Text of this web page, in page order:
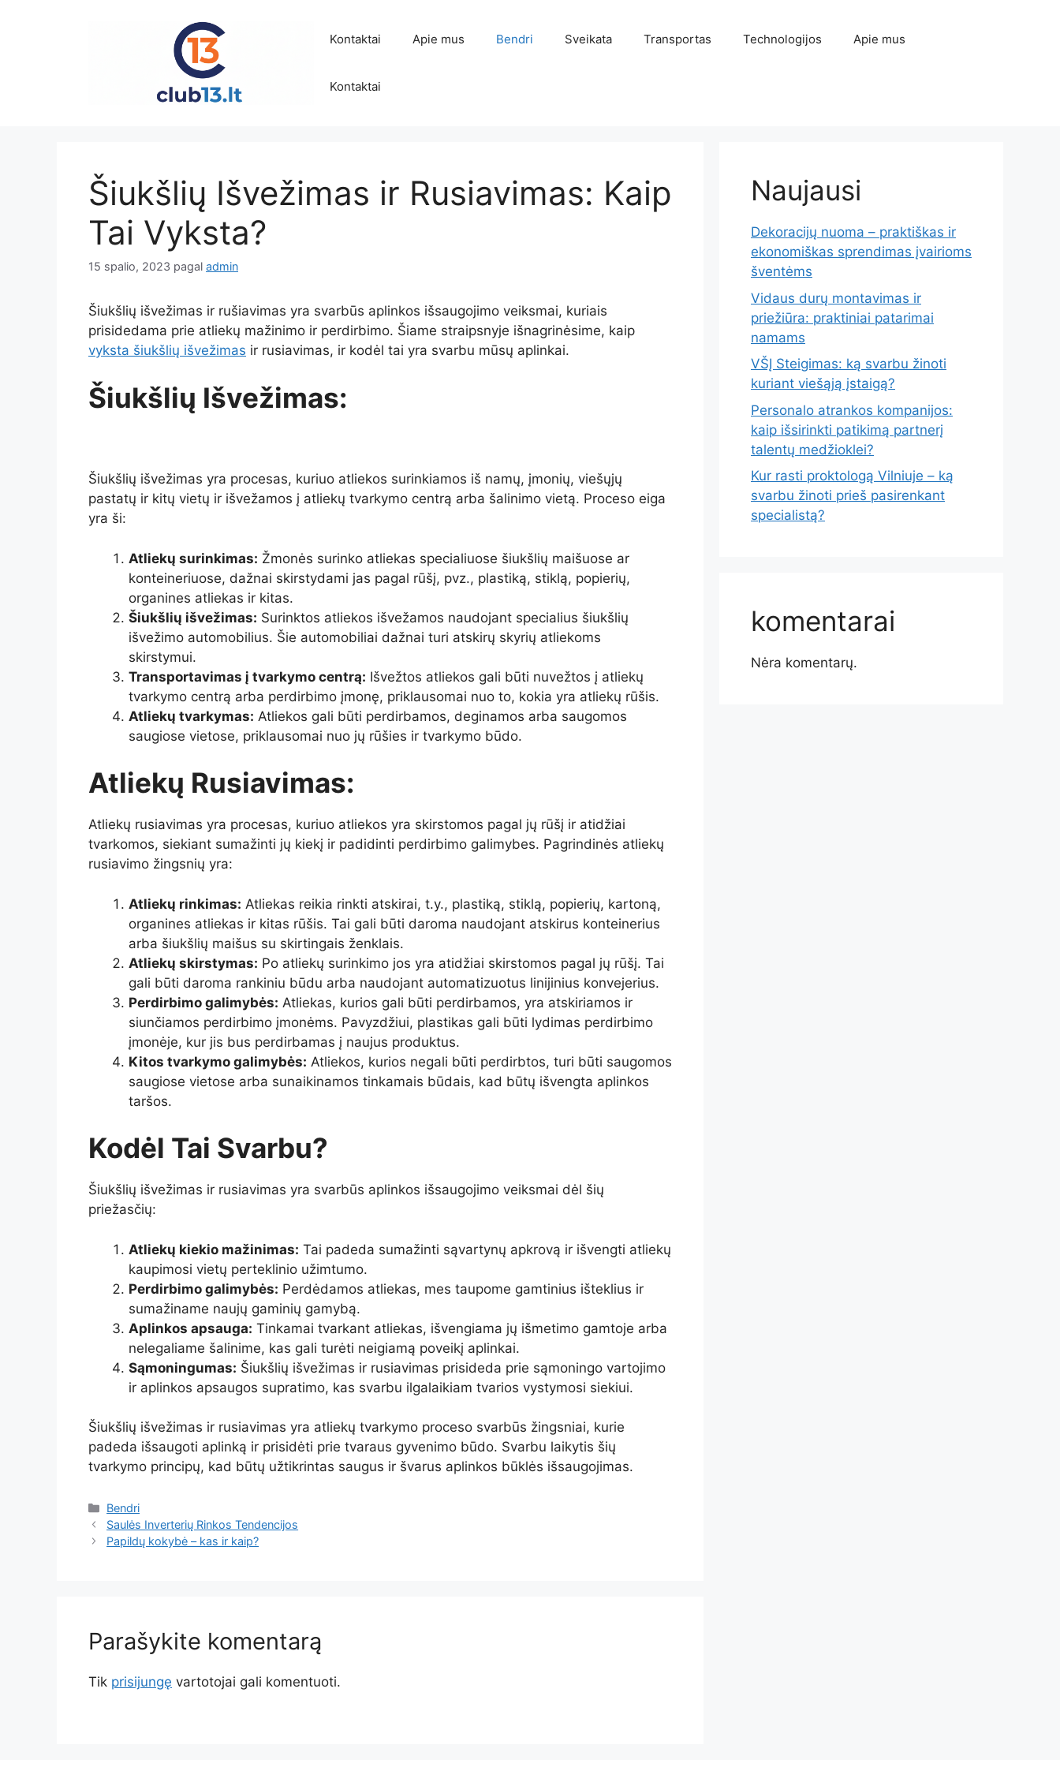
Kontaktai Apie mus Bendri Sveikata Transportas Technologijos Apie mus
Kontaktai
Šiukšlių Išvežimas ir Rusiavimas: Kaip
Tai Vyksta?
15 spalio, 2023 pagal admin
Šiukšlių išvežimas ir rušiavimas yra svarbūs aplinkos išsaugojimo veiksmai, kuriais
prisidedama prie atliekų mažinimo ir perdirbimo. Šiame straipsnyje išnagrinėsime, kaip
vyksta šiukšlių išvežimas ir rusiavimas, ir kodėl tai yra svarbu mūsų aplinkai.
Šiukšlių Išvežimas:
Šiukšlių išvežimas yra procesas, kuriuo atliekos surinkiamos iš namų, įmonių, viešųjų
pastatų ir kitų vietų ir išvežamos į atliekų tvarkymo centrą arba šalinimo vietą. Proceso eiga
yra ši:
Atliekų surinkimas: Žmonės surinko atliekas specialiuose šiukšlių maišuose ar
konteineriuose, dažnai skirstydami jas pagal rūšį, pvz., plastiką, stiklą, popierių,
organines atliekas ir kitas.
Šiukšlių išvežimas: Surinktos atliekos išvežamos naudojant specialius šiukšlių
išvežimo automobilius. Šie automobiliai dažnai turi atskirų skyrių atliekoms
skirstymui.
Transportavimas į tvarkymo centrą: Išvežtos atliekos gali būti nuvežtos į atliekų
tvarkymo centrą arba perdirbimo įmonę, priklausomai nuo to, kokia yra atliekų rūšis.
Atliekų tvarkymas: Atliekos gali būti perdirbamos, deginamos arba saugomos
saugiose vietose, priklausomai nuo jų rūšies ir tvarkymo būdo.
Atliekų Rusiavimas:
Atliekų rusiavimas yra procesas, kuriuo atliekos yra skirstomos pagal jų rūšį ir atidžiai
tvarkomos, siekiant sumažinti jų kiekį ir padidinti perdirbimo galimybes. Pagrindinės atliekų
rusiavimo žingsnių yra:
Atliekų rinkimas: Atliekas reikia rinkti atskirai, t.y., plastiką, stiklą, popierių, kartoną,
organines atliekas ir kitas rūšis. Tai gali būti daroma naudojant atskirus konteinerius
arba šiukšlių maišus su skirtingais ženklais.
Atliekų skirstymas: Po atliekų surinkimo jos yra atidžiai skirstomos pagal jų rūšį. Tai
gali būti daroma rankiniu būdu arba naudojant automatizuotus linijinius konvejerius.
Perdirbimo galimybės: Atliekas, kurios gali būti perdirbamos, yra atskiriamos ir
siunčiamos perdirbimo įmonėms. Pavyzdžiui, plastikas gali būti lydimas perdirbimo
įmonėje, kur jis bus perdirbamas į naujus produktus.
Kitos tvarkymo galimybės: Atliekos, kurios negali būti perdirbtos, turi būti saugomos
saugiose vietose arba sunaikinamos tinkamais būdais, kad būtų išvengta aplinkos
taršos.
Kodėl Tai Svarbu?
Šiukšlių išvežimas ir rusiavimas yra svarbūs aplinkos išsaugojimo veiksmai dėl šių
priežasčių:
Atliekų kiekio mažinimas: Tai padeda sumažinti sąvartynų apkrovą ir išvengti atliekų
kaupimosi vietų perteklinio užimtumo.
Perdirbimo galimybės: Perdėdamos atliekas, mes taupome gamtinius išteklius ir
sumažiname naujų gaminių gamybą.
Aplinkos apsauga: Tinkamai tvarkant atliekas, išvengiama jų išmetimo gamtoje arba
nelegaliame šalinime, kas gali turėti neigiamą poveikį aplinkai.
Sąmoningumas: Šiukšlių išvežimas ir rusiavimas prisideda prie sąmoningo vartojimo
ir aplinkos apsaugos supratimo, kas svarbu ilgalaikiam tvarios vystymosi siekiui.
Šiukšlių išvežimas ir rusiavimas yra atliekų tvarkymo proceso svarbūs žingsniai, kurie
padeda išsaugoti aplinką ir prisidėti prie tvaraus gyvenimo būdo. Svarbu laikytis šių
tvarkymo principų, kad būtų užtikrintas saugus ir švarus aplinkos būklės išsaugojimas.
Kategorijos
Bendri
Saulės Inverterių Rinkos Tendencijos
Papildų kokybė – kas ir kaip?
Parašykite komentarą
Tik prisijungę vartotojai gali komentuoti.
Naujausi
Dekoracijų nuoma – praktiškas ir
ekonomiškas sprendimas įvairioms
šventėms
Vidaus durų montavimas ir
priežiūra: praktiniai patarimai
namams
VŠĮ Steigimas: ką svarbu žinoti
kuriant viešąją įstaigą?
Personalo atrankos kompanijos:
kaip išsirinkti patikimą partnerį
talentų medžioklei?
Kur rasti proktologą Vilniuje – ką
svarbu žinoti prieš pasirenkant
specialistą?
komentarai
Nėra komentarų.